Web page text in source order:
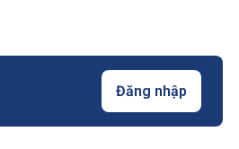
Đăng nhập